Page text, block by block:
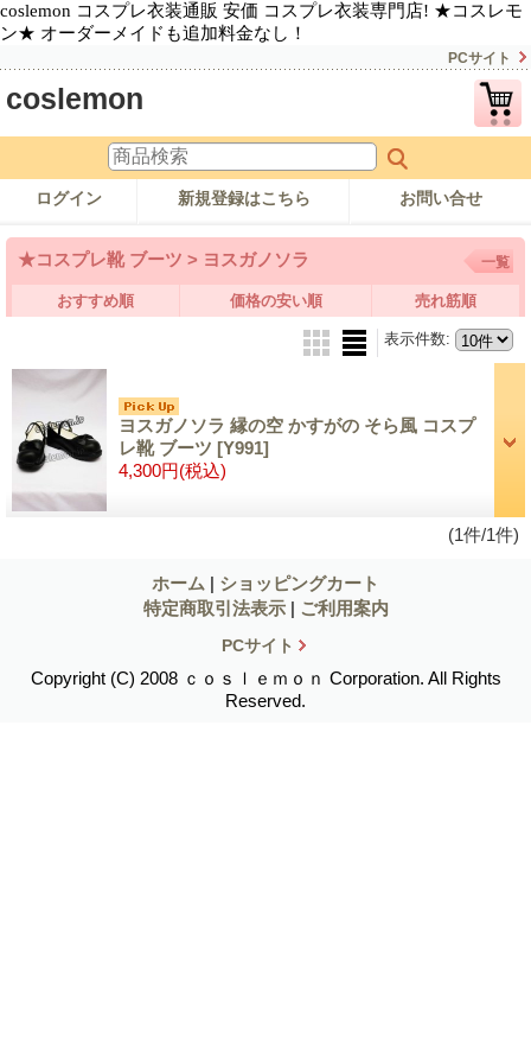
coslemon コスプレ衣装通販 安価 コスプレ衣装専門店! ★コスレモ
ン★ オーダーメイドも追加料金なし！
PCサイト
coslemon
ログイン 新規登録はこちら お問い合せ
★コスプレ靴 ブーツ > ヨスガノソラ 一覧
おすすめ順 価格の安い順 売れ筋順
表示件数:
ヨスガノソラ 縁の空 かすがの そら風 コスプ
レ靴 ブーツ [Y991]
4,300円(税込)
(1件/1件)
ホーム | ショッピングカート
特定商取引法表示 | ご利用案内
PCサイト
Copyright (C) 2008 ｃｏｓｌｅｍｏｎ Corporation. All Rights
Reserved.